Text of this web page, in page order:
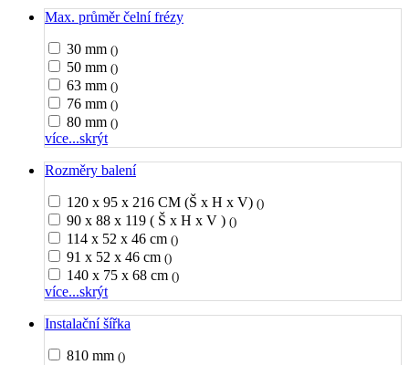
Max. průměr čelní frézy
30 mm ()
50 mm ()
63 mm ()
76 mm ()
80 mm ()
více...skrýt
Rozměry balení
120 x 95 x 216 CM (Š x H x V) ()
90 x 88 x 119 ( Š x H x V ) ()
114 x 52 x 46 cm ()
91 x 52 x 46 cm ()
140 x 75 x 68 cm ()
více...skrýt
Instalační šířka
810 mm ()